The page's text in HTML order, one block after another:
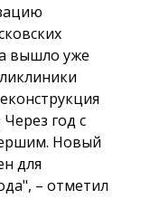
вышло уже
год с
Новый
для
– отметил